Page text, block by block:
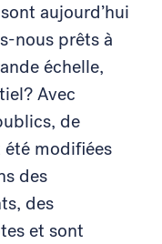
aujourd’hui
nous prêts à
échelle,
Avec
de
été modifiées
des
des
et sont